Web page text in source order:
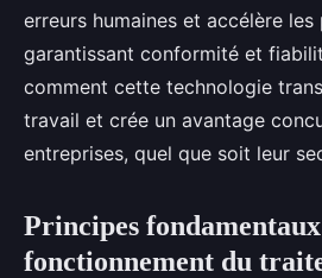
admin•29 juin 2025 •5 min de lecture
erreurs humaines et accélère
garantissant conformité et
comment cette technologie
travail et crée un avantage
entreprises, quel que soit leur
Principes
fonctionnement du